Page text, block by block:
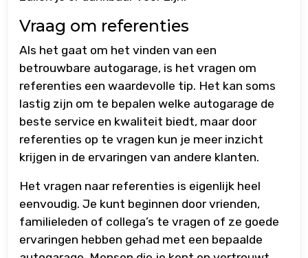
Vraag om referenties
Als het gaat om het vinden van een
betrouwbare autogarage, is het vragen om
referenties een waardevolle tip. Het kan soms
lastig zijn om te bepalen welke autogarage de
beste service en kwaliteit biedt, maar door
referenties op te vragen kun je meer inzicht
krijgen in de ervaringen van andere klanten.
Het vragen naar referenties is eigenlijk heel
eenvoudig. Je kunt beginnen door vrienden,
familieleden of collega’s te vragen of ze goede
ervaringen hebben gehad met een bepaalde